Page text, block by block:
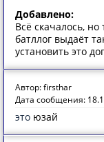
Добавлено:
Всё скачалось,
батллог выдаёт
установить это
Автор: firsthar
Дата сообщения:
это юзай